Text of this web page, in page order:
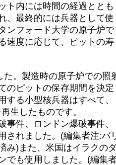
ト内には時間の経過ととも
、最終的には兵器として使
ンフォード大学の原子炉で
速度に応じて、ピットの寿
。製造時の原子炉での照
のピットの保存期間を決定
する小型核兵器はすべて、
生したものです。
事件、ロンドン爆破事件、
されました。(編集者注:バ
み)また、米国はイラクの
でも使用しました。(編集